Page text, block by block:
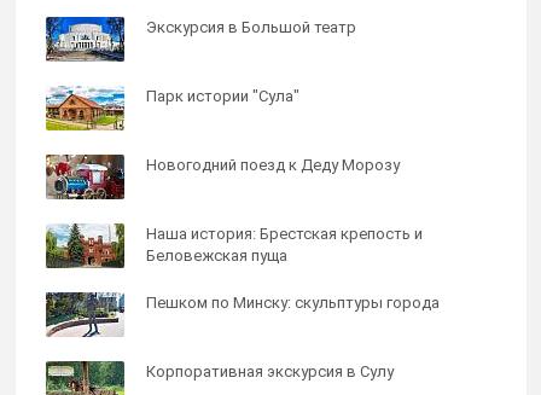
Экскурсия в Большой театр
Парк истории "Сула"
Новогодний поезд к Деду Морозу
Наша история: Брестская крепость и
Беловежская пуща
Пешком по Минску: скульптуры города
Корпоративная экскурсия в Сулу